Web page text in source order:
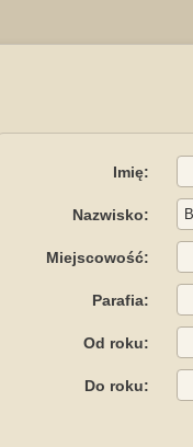
Imię:
Nazwisko:
Miejscowość:
Parafia:
Od roku:
Do roku: